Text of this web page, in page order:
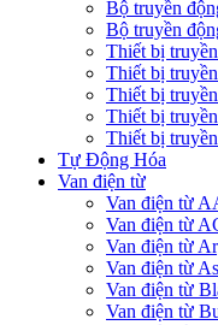
Bộ truyền
Bộ truyền
Thiết bị
Thiết bị
Thiết bị
Thiết bị
Thiết bị
Tự Động Hóa
Van điện từ
Van điện từ
Van điện từ
Van điện từ
Van điện từ
Van điện từ
Van điện từ